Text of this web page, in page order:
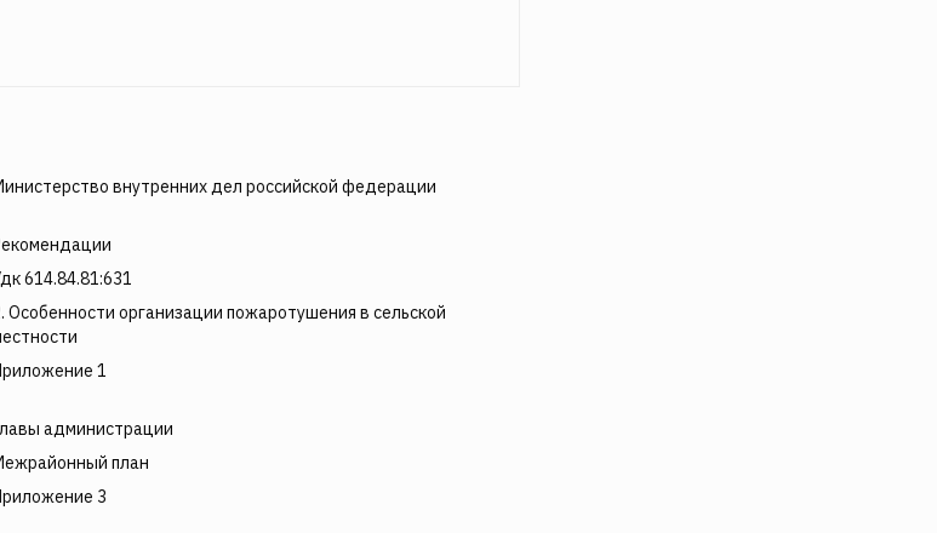
внутренних дел российской федерации
614.84.81:631
Особенности организации пожаротушения в сельской
1
администрации
план
3